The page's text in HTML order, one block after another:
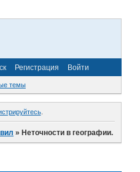
Регистрация Войти
темы
.
»Неточности в географии.